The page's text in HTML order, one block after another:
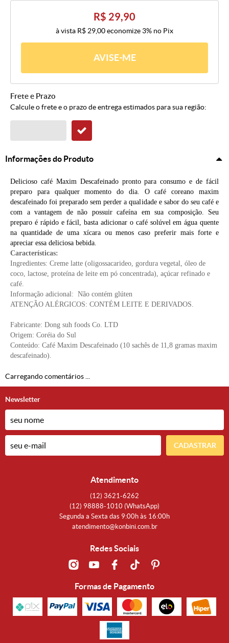
R$ 29,90
à vista R$ 29,00economize 3% no Pix
AVISE-ME
Frete e Prazo
Calcule o frete e o prazo de entrega estimados para sua região:
Informações do Produto
Delicioso café Maxim Descafeinado pronto para consumo e de fácil
preparo para qualquer momento do dia. O café coreano maxim
descafeinado foi preparado sem perder a qualidade e sabor do seu café e
com a vantagem de não possuir cafeína em sua composição. Seu
preparo é rápido e fácil, basta adicionar o café solúvel em água quente
na quantidade de uma xícara ou menos caso preferir mais forte e
apreciar essa deliciosa bebida.
Características:
Ingredientes: Creme latte (oligossacarideo, gordura vegetal, óleo de
coco, lactose, proteína de leite em pó concentrada), açúcar refinado e
café.
Informação adicional: Não contém glúten
ATENÇÃO ALÉRGICOS: CONTÉM LEITE E DERIVADOS.
Fabricante: Dong suh foods Co. LTD
Origem: Coréia do Sul
Conteúdo: Café Maxim Descafeinado (10 sachês de 11,8 gramas maxim
descafeinado).
Carregando comentários ...
Newsletter
CADASTRAR
Atendimento
(12) 3621-6262
(12) 98888-1010 (WhatsApp)
Segunda a Sexta das 9:00h às 16:00h
atendimento@konbini.com.br
Redes Sociais
Formas de Pagamento